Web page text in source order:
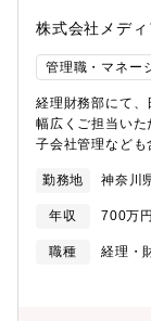
ていく必要があり
ナーがいるため
けます。
株式会社メデ
管理職・マネー
経理財務部にて
幅広くご担当い
子会社管理なども
次・四半期・年
類作成（有価証
算、申告書作成
管理※すべての業
たベテラン社員
勤務地 神奈川
年収 700万
職種
経理・